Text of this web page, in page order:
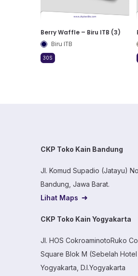
Berry Waffle – Biru ITB (3)
Biru ITB
30S
CKP Toko Kain Bandung
Jl. Komud Supadio (Jatayu)
Bandung, Jawa Barat.
Lihat Maps
CKP Toko Kain Yogyakarta
Jl. HOS CokroaminotoRuko
Square Blok M (Sebelah
Yogyakarta, D.I.Yogyakarta